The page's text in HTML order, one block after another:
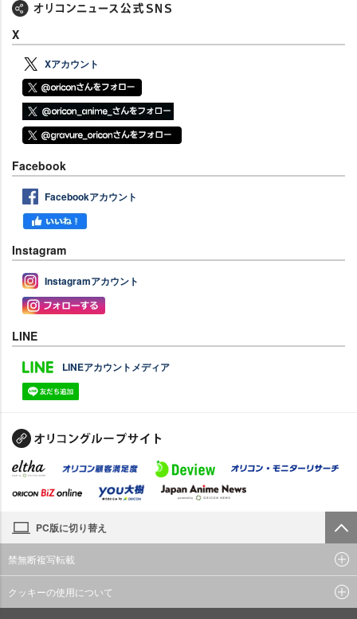
X
Xアカウント
Facebook
Facebookアカウント
Instagram
Instagramアカウント
LINE
LINEアカウントメディア
PC版に切り替え
禁無断複写転載
クッキーの使用について